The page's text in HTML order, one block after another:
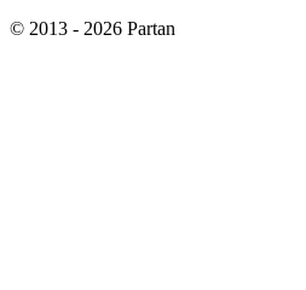
© 2013 - 2026 Partan